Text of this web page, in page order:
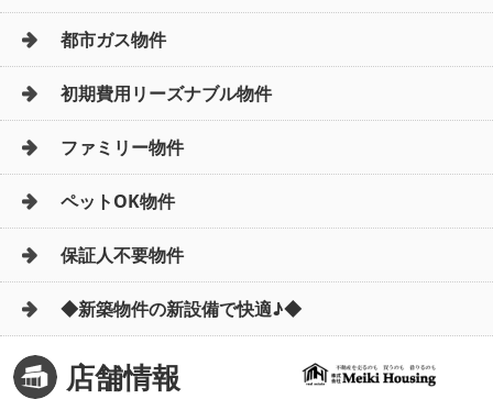
都市ガス物件
初期費用リーズナブル物件
ファミリー物件
ペットOK物件
保証人不要物件
◆新築物件の新設備で快適♪◆
店舗情報